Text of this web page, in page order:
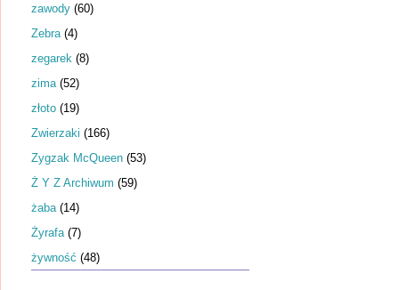
zawody (60)
Zebra (4)
zegarek (8)
zima (52)
złoto (19)
Zwierzaki (166)
Zygzak McQueen (53)
Ż Y Z Archiwum (59)
żaba (14)
Żyrafa (7)
żywność (48)